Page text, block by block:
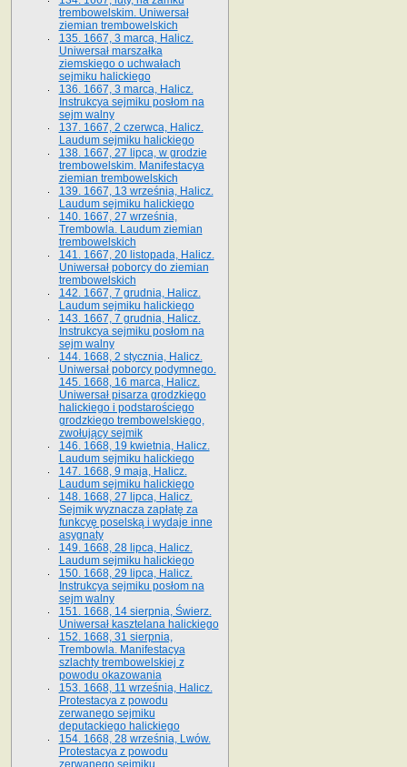
trembowelskim. Uniwersał
ziemian trembowelskich
135. 1667, 3 marca, Halicz.
Uniwersał marszałka
ziemskiego o uchwałach
sejmiku halickiego
136. 1667, 3 marca, Halicz.
Instrukcya sejmiku posłom na
sejm walny
137. 1667, 2 czerwca, Halicz.
Laudum sejmiku halickiego
138. 1667, 27 lipca, w grodzie
trembowelskim. Manifestacya
ziemian trembowelskich
139. 1667, 13 września, Halicz.
Laudum sejmiku halickiego
140. 1667, 27 września,
Trembowla. Laudum ziemian
trembowelskich
141. 1667, 20 listopada, Halicz.
Uniwersał poborcy do ziemian
trembowelskich
142. 1667, 7 grudnia, Halicz.
Laudum sejmiku halickiego
143. 1667, 7 grudnia, Halicz.
Instrukcya sejmiku posłom na
sejm walny
144. 1668, 2 stycznia, Halicz.
Uniwersał poborcy podymnego.
145. 1668, 16 marca, Halicz.
Uniwersał pisarza grodzkiego
halickiego i podstarościego
grodzkiego trembowelskiego,
zwołujący sejmik
146. 1668, 19 kwietnia, Halicz.
Laudum sejmiku halickiego
147. 1668, 9 maja, Halicz.
Laudum sejmiku halickiego
148. 1668, 27 lipca, Halicz.
Sejmik wyznacza zapłatę za
funkcyę poselską i wydaje inne
asygnaty
149. 1668, 28 lipca, Halicz.
Laudum sejmiku halickiego
150. 1668, 29 lipca, Halicz.
Instrukcya sejmiku posłom na
sejm walny
151. 1668, 14 sierpnia, Świerz.
Uniwersał kasztelana halickiego
152. 1668, 31 sierpnia,
Trembowla. Manifestacya
szlachty trembowelskiej z
powodu okazowania
153. 1668, 11 września, Halicz.
Protestacya z powodu
zerwanego sejmiku
deputackiego halickiego
154. 1668, 28 września, Lwów.
Protestacya z powodu
zerwanego sejmiku